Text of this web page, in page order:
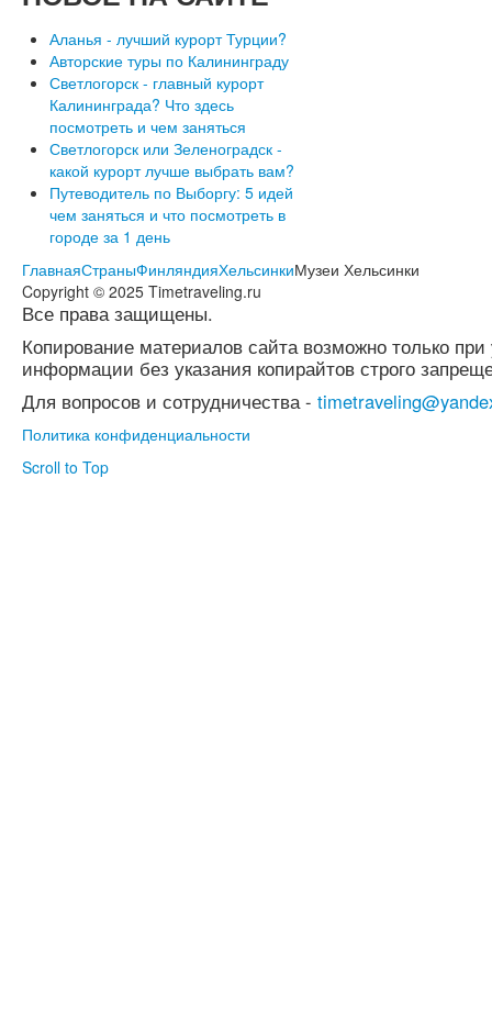
Аланья - лучший курорт Турции?
Авторские туры по Калининграду
Светлогорск - главный курорт
Калининграда? Что здесь
посмотреть и чем заняться
Светлогорск или Зеленоградск -
какой курорт лучше выбрать вам?
Путеводитель по Выборгу: 5 идей
чем заняться и что посмотреть в
городе за 1 день
ГлавнаяСтраныФинляндияХельсинкиМузеи Хельсинки
Copyright © 2025 Timetraveling.ru
Все права защищены.
Копирование материалов сайта возможно только
информации без указания копирайтов строго
Для вопросов и сотрудничества -
Политика конфиденциальности
Scroll to Top